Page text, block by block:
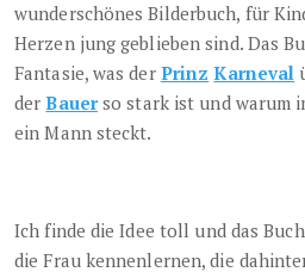
wunderschönes Bilderbuch, für
Herzen jung geblieben sind. Das
Fantasie, was der Prinz Karneval
derBauerso stark ist und warum
ein Mann steckt.
Ich finde die Idee toll und das
die Frau kennenlernen, die